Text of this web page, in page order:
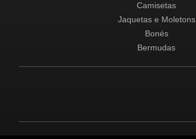
Camisetas
Jaquetas e Moletons
Bonés
Bermudas